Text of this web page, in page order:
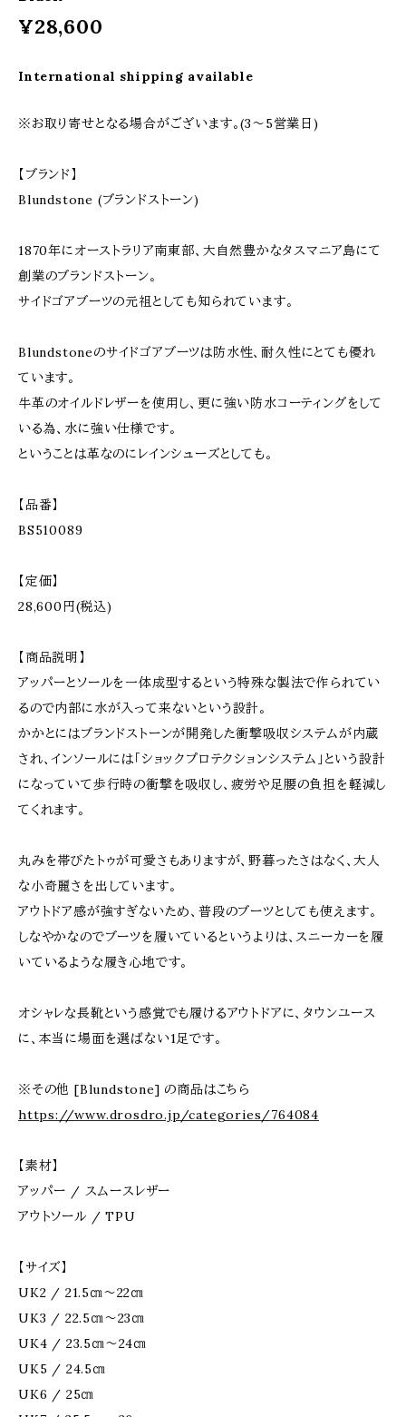
¥28,600
International shipping available
※お取り寄せとなる場合がございます。(3〜5営業日)
【ブランド】
Blundstone (ブランドストーン)
1870年にオーストラリア南東部、大自然豊かなタスマニア島にて
創業のブランドストーン。
サイドゴアブーツの元祖としても知られています。
Blundstoneのサイドゴアブーツは防水性、耐久性にとても優れ
ています。
牛革のオイルドレザーを使用し、更に強い防水コーティングをして
いる為、水に強い仕様です。
ということは革なのにレインシューズとしても。
【品番】
BS510089
【定価】
28,600円(税込)
【商品説明】
アッパーとソールを一体成型するという特殊な製法で作られてい
るので内部に水が入って来ないという設計。
かかとにはブランドストーンが開発した衝撃吸収システムが内蔵
され、インソールには「ショックプロテクションシステム」という設計
になっていて歩行時の衝撃を吸収し、疲労や足腰の負担を軽減し
てくれます。
丸みを帯びたトゥが可愛さもありますが、野暮ったさはなく、大人
な小奇麗さを出しています。
アウトドア感が強すぎないため、普段のブーツとしても使えます。
しなやかなのでブーツを履いているというよりは、スニーカーを履
いているような履き心地です。
オシャレな長靴という感覚でも履けるアウトドアに、タウンユース
に、本当に場面を選ばない1足です。
※その他 [Blundstone] の商品はこちら
https://www.drosdro.jp/categories/764084
【素材】
アッパー / スムースレザー
アウトソール / TPU
【サイズ】
UK2 / 21.5㎝～22㎝
UK3 / 22.5㎝～23㎝
UK4 / 23.5㎝～24㎝
UK5 / 24.5㎝
UK6 / 25㎝